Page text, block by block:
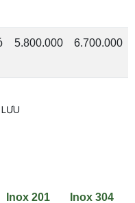
5.800.000 6.700.000
Inox 201 Inox 304